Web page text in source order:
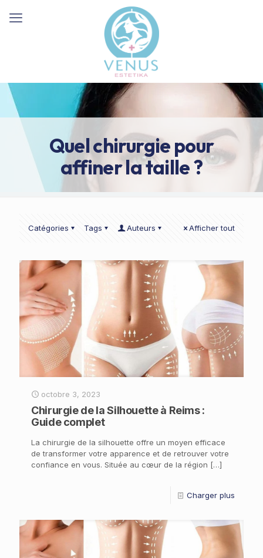
Quel chirurgie pour
affiner la taille ?
Catégories Tags Auteurs Afficher tout
octobre 3, 2023
Chirurgie de la Silhouette à Reims :
Guide complet
La chirurgie de la silhouette offre un moyen efficace
de transformer votre apparence et de retrouver votre
confiance en vous. Située au cœur de la région […]
Charger plus